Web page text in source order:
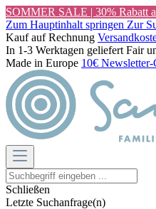
SOMMER SALE | 30% Rabatt
Zum Hauptinhalt springen Zur
Kauf auf Rechnung
In 1-3 Werktagen geliefert Fair
Made in Europe 10€ Newsletter-
Schließen
Letzte Suchanfrage(n)